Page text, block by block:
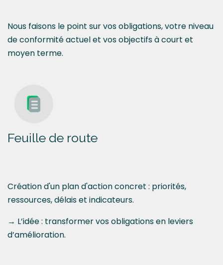
Nous faisons le point sur vos obligations, votre niveau
de conformité actuel et vos objectifs à court et
moyen terme.
Feuille de route
Création d'un plan d'action concret : priorités,
ressources, délais et indicateurs.
→ L’idée : transformer vos obligations en leviers
d’amélioration.